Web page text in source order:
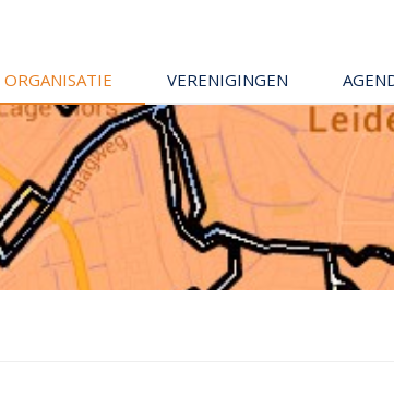
ORGANISATIE VERENIGINGEN